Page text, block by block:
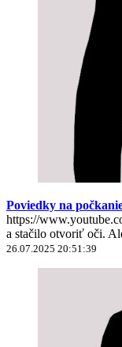
Poviedky na
https://
a stačilo otvoriť oči.
26.07.2025 20:51:39